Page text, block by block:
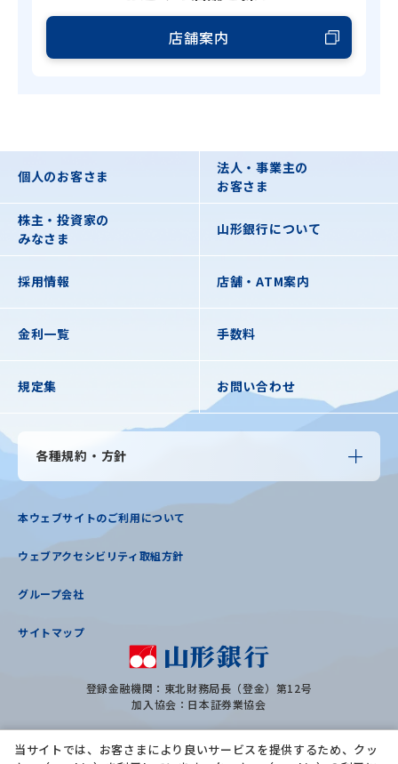
当サイトでは、お客さまにより良いサービスを提供するため、クッ
店舗案内
個人のお客さま
法人・事業主の
お客さま
株主・投資家の
みなさま
山形銀行について
採用情報 店舗・ATM案内
金利一覧 手数料
規定集 お問い合わせ
各種規約・方針
登録金融機関：東北財務局長（登金）第12号
加入協会：日本証券業協会
本ウェブサイトのご利用について
ウェブアクセシビリティ取組方針
グループ会社
サイトマップ